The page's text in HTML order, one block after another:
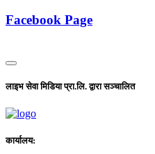
Facebook Page
लाइभ सेवा मिडिया प्रा.लि. द्वारा सञ्चालित
कार्यालय: